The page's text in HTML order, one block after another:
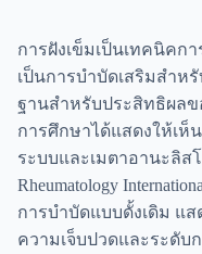
การฝังเข็มเป็นเทคนิคก
เป็นการบำบัดเสริมสำห
ฐานสำหรับประสิทธิผลข
การศึกษาได้แสดงให้เห็
ระบบและเมตาอานะลิสโ
Rheumatology
การบำบัดแบบดั้งเดิม แ
ความเจ็บปวดและระดับ